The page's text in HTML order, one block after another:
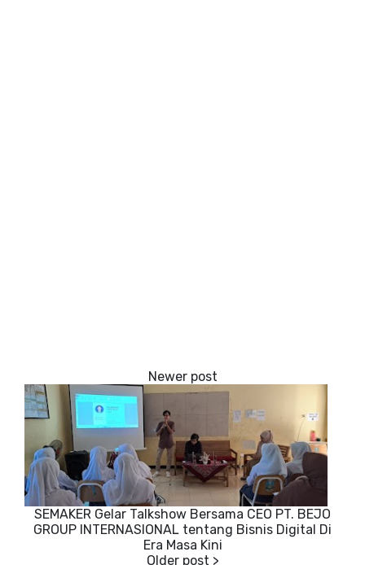
SEMAKER Gelar Talkshow Bersama CEO PT. BEJO
GROUP INTERNASIONAL tentang Bisnis Digital Di
Era Masa Kini